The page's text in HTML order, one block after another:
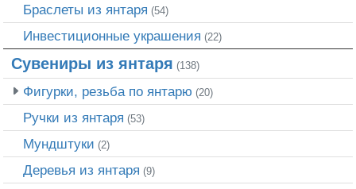
Браслеты из янтаря (54)
Инвестиционные украшения (22)
Сувениры из янтаря (138)
Фигурки, резьба по янтарю (20)
Ручки из янтаря (53)
Мундштуки (2)
Деревья из янтаря (9)